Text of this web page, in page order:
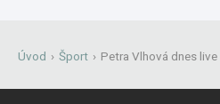
Úvod › Šport › Petra Vlhová dnes live